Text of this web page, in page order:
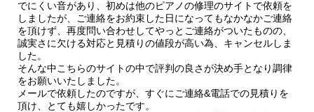
でにくい音があり、初めは他のピアノの修理のサイトで依頼を
しましたが、ご連絡をお約束した日になってもなかなかご連絡
を頂けず、再度問い合わせしてやっとご連絡がついたものの、
誠実さに欠ける対応と見積りの値段が高い為、キャンセルしま
した。
そんな中こちらのサイトの中で評判の良さが決め手となり調律
をお願いいたしました。
メールで依頼したのですが、すぐにご連絡&電話での見積りを
頂け、とても嬉しかったです。